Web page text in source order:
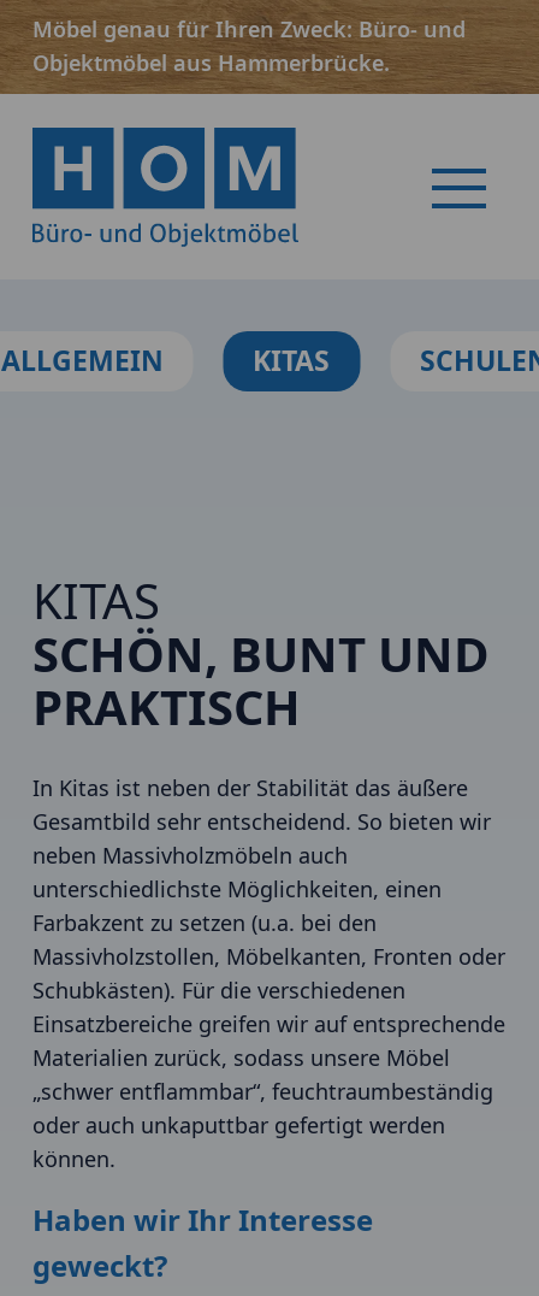
Möbel genau für Ihren Zweck: Büro- und
Objektmöbel aus Hammerbrücke.
Menü
ALLGEMEIN KITAS
KITAS
SCHÖN, BUNT UND
PRAKTISCH
In Kitas ist neben der Stabilität das äußere
Gesamtbild sehr entscheidend. So bieten wir
neben Massivholzmöbeln auch
unterschiedlichste Möglichkeiten, einen
Farbakzent zu setzen (u.a. bei den
Massivholzstollen, Möbelkanten, Fronten oder
Schubkästen). Für die verschiedenen
Einsatzbereiche greifen wir auf entsprechende
Materialien zurück, sodass unsere Möbel
„schwer entflammbar“, feuchtraumbeständig
oder auch unkaputtbar gefertigt werden
können.
Haben wir Ihr Interesse
geweckt?